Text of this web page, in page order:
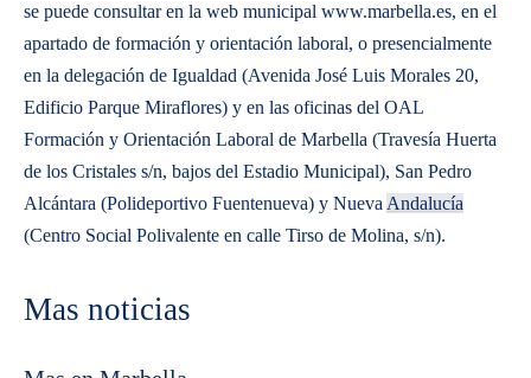
se puede consultar en la web municipal www.marbella.es, en el
apartado de formación y orientación laboral, o presencialmente
en la delegación de Igualdad (Avenida José Luis Morales 20,
Edificio Parque Miraflores) y en las oficinas del OAL
Formación y Orientación Laboral de Marbella (Travesía Huerta
de los Cristales s/n, bajos del Estadio Municipal), San Pedro
Alcántara (Polideportivo Fuentenueva) y Nueva Andalucía
(Centro Social Polivalente en calle Tirso de Molina, s/n).
Mas noticias